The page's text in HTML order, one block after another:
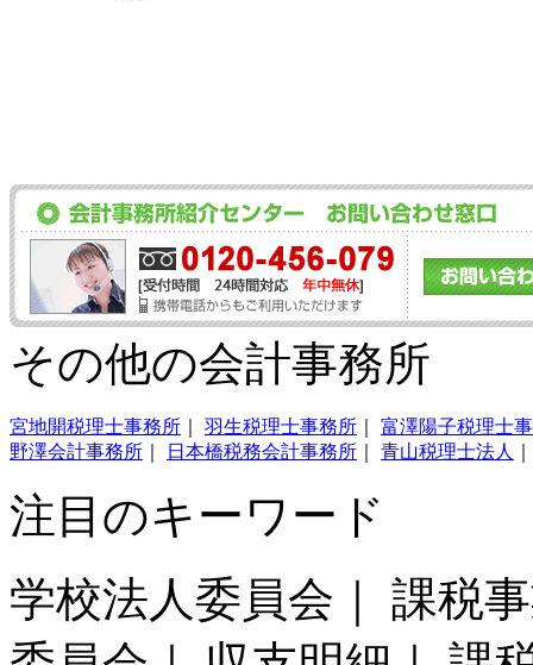
その他の会計事務所
宮地開税理士事務所 羽生税理士事務所
富澤陽子税理士
野澤会計事務所
日本橋税務会計事務所 青山税理士法人
注目のキーワード
学校法人委員会｜ 課税